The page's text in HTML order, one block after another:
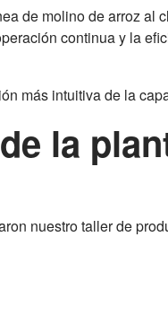
de molino de arroz al
continua y la
más intuitiva de la
la
nuestro taller de